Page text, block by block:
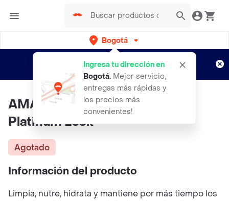
Bogotá
Ingresa tu dirección en
Bogotá. Mejor servicio,
entregas más rápidas y
los precios más
convenientes!
envíos gratis por semanas
Aplican TyC
AMAZONICA Shampoo Beleza
Platinum Look
Agotado
Información del producto
Limpia, nutre, hidrata y mantiene por más tiempo los